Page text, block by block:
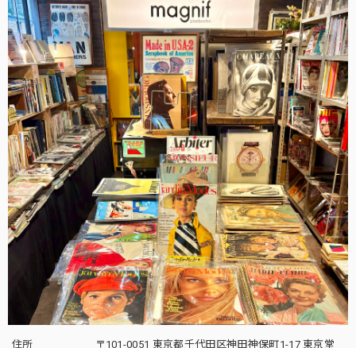
住所
〒101-0051 東京都千代田区神田神保町1-17 東京堂